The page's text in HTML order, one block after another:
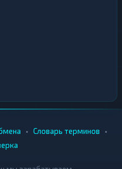
• Словарь терминов •